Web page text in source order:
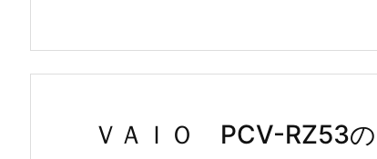
ＶＡＩＯ PCV-RZ53